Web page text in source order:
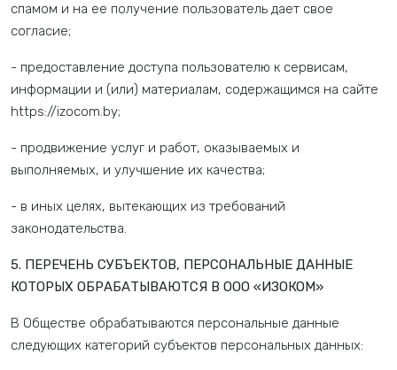
спамом и на ее получение пользователь дает свое
согласие;
- предоставление доступа пользователю к сервисам,
информации и (или) материалам, содержащимся на сайте
https://izocom.by;
- продвижение услуг и работ, оказываемых и
выполняемых, и улучшение их качества;
- в иных целях, вытекающих из требований
законодательства.
5. ПЕРЕЧЕНЬ СУБЪЕКТОВ, ПЕРСОНАЛЬНЫЕ ДАННЫЕ
КОТОРЫХ ОБРАБАТЫВАЮТСЯ В ООО «ИЗОКОМ»
В Обществе обрабатываются персональные данные
следующих категорий субъектов персональных данных: